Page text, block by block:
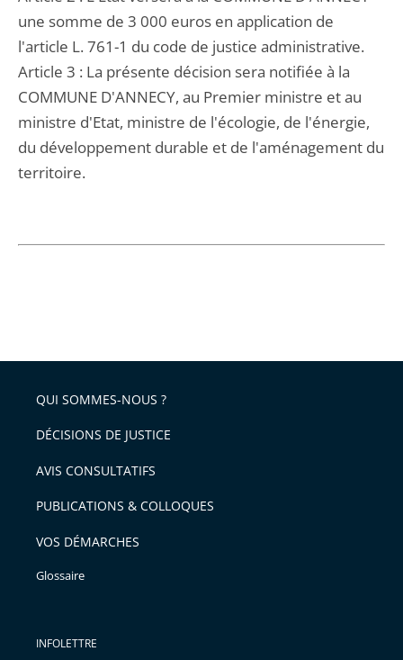
une somme de 3 000 euros en application de
l'article L. 761-1 du code de justice administrative.
Article 3 : La présente décision sera notifiée à la
COMMUNE D'ANNECY, au Premier ministre et au
ministre d'Etat, ministre de l'écologie, de l'énergie,
du développement durable et de l'aménagement du
territoire.
QUI SOMMES-NOUS ?
DÉCISIONS DE JUSTICE
AVIS CONSULTATIFS
PUBLICATIONS & COLLOQUES
VOS DÉMARCHES
Glossaire
INFOLETTRE